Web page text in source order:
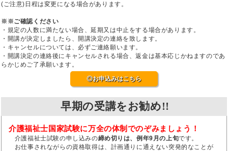
(ご注意)日程は変更になる場合があります。
※※ご確認ください
・規定の人数に満たない場合、延期又は中止をする場合があります。
・開講が決定しましたら、開講決定の連絡を致します。
・キャンセルについては、必ずご連絡願います。
・開講決定の連絡後にキャンセルされる場合、返金は基本応じかねますのであ
らかじめご了承願います。
◎お申込みはこちら
早期の受講をお勧め!!
介護福祉士国家試験に万全の体制でのぞみましょう！
介護福祉士試験の申し込みの締め切りは、例年9月の上旬です。
お仕事されながらの資格取得は、計画通りに通えない突発的なことが